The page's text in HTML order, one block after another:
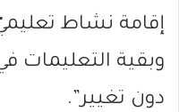
إقامة نشاط
وبقية التعليمات
دون تغيير”.